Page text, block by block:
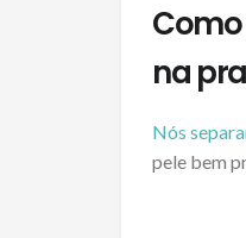
na
Nós
pele bem